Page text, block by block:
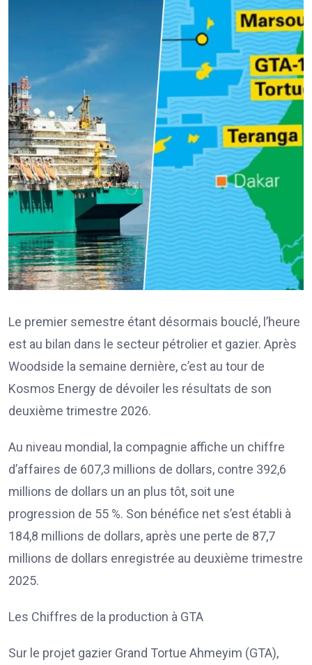
Le premier semestre étant désormais bouclé, l’heure
est au bilan dans le secteur pétrolier et gazier. Après
Woodside la semaine dernière, c’est au tour de
Kosmos Energy de dévoiler les résultats de son
deuxième trimestre 2026.
Au niveau mondial, la compagnie affiche un chiffre
d’affaires de 607,3 millions de dollars, contre 392,6
millions de dollars un an plus tôt, soit une
progression de 55 %. Son bénéfice net s’est établi à
184,8 millions de dollars, après une perte de 87,7
millions de dollars enregistrée au deuxième trimestre
2025.
Les Chiffres de la production à GTA
Sur le projet gazier Grand Tortue Ahmeyim (GTA),